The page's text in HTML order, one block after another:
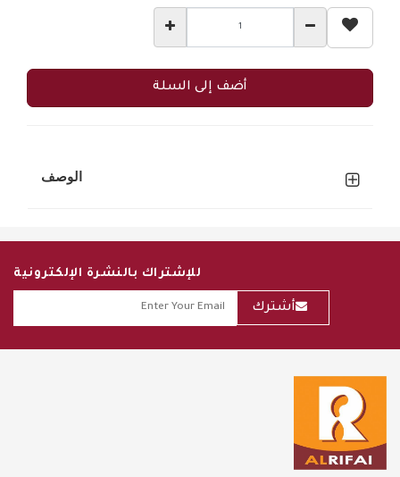
أضف إلى السلة
الوصف
للإشتراك بالنشرة الإلكترونية
أشترك